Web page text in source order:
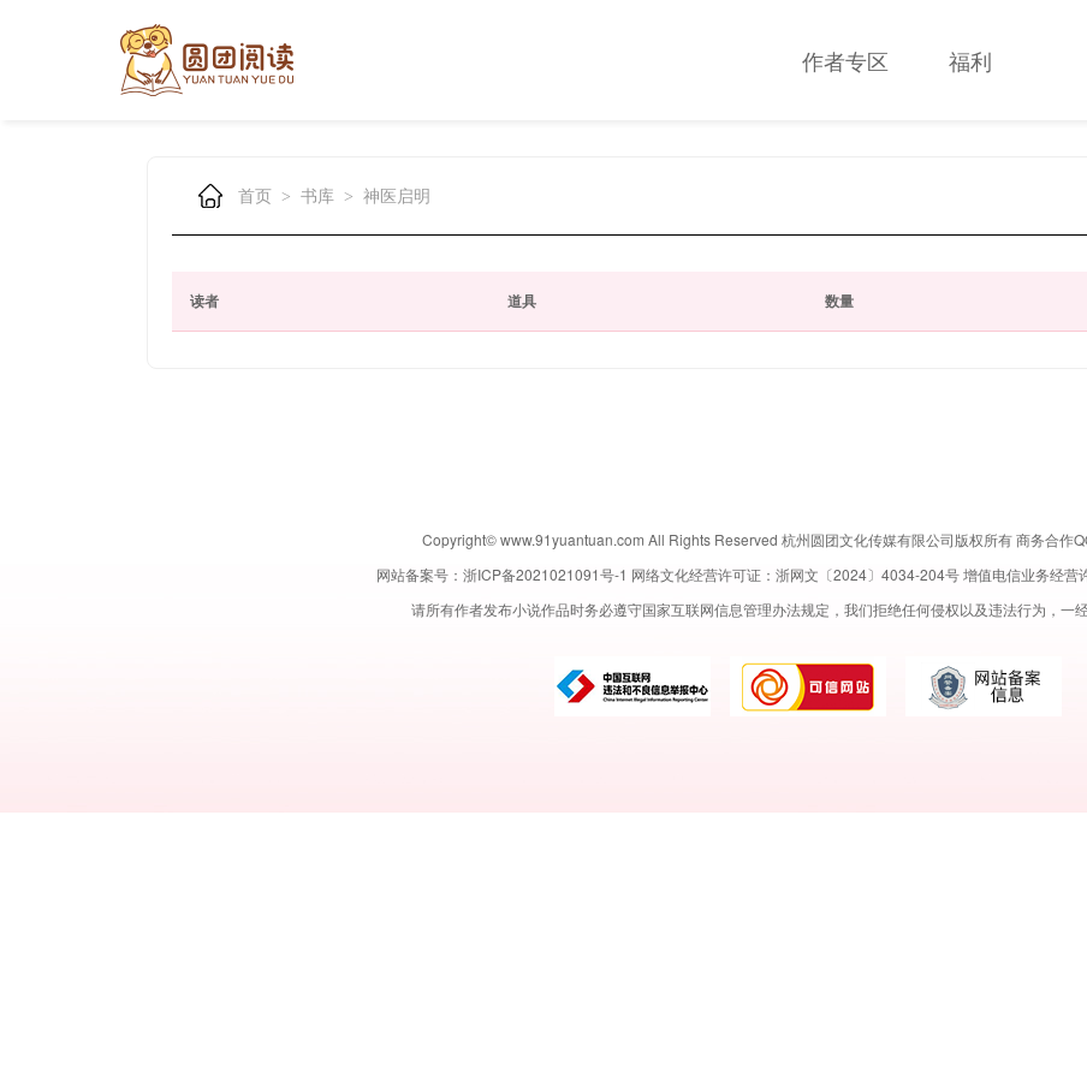
作者专区 福利
首页 > 书库 > 神医启明
读者 道具 数量
Copyright© www.91yuantuan.com All Rights Reserved 杭州圆团文化传媒有限公司版权所有 商务合作
网站备案号： 浙ICP备2021021091号-1 网络文化经营许可证：浙网文〔2024〕4034-204号 增值电信业务经营
请所有作者发布小说作品时务必遵守国家互联网信息管理办法规定，我们拒绝任何侵权以及违法行为，一